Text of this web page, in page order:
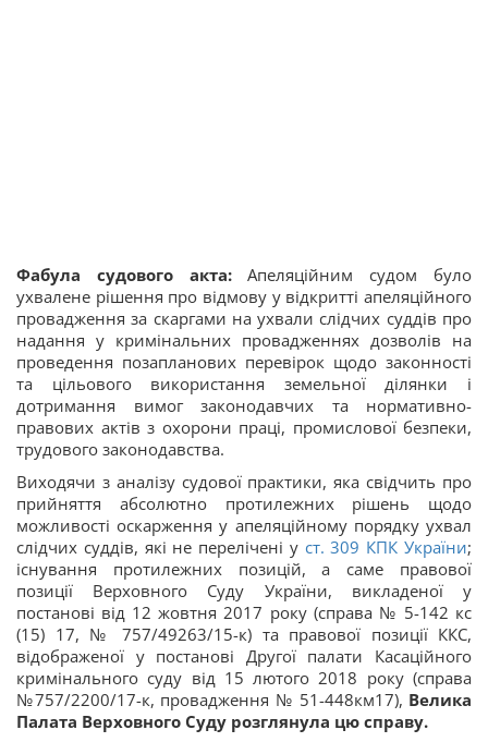
Фабула судового акта:Апеляційним судом було
ухвалене рішення про відмову у відкритті апеляційного
провадження за скаргами на ухвали слідчих суддів про
надання у кримінальних провадженнях дозволів на
проведення позапланових перевірок щодо законності
та цільового використання земельної ділянки і
дотримання вимог законодавчих та нормативно-
правових актів з охорони праці, промислової безпеки,
трудового законодавства.
Виходячи з аналізу судової практики, яка свідчить про
прийняття абсолютно протилежних рішень щодо
можливості оскарження у апеляційному порядку ухвал
слідчих суддів, які не перелічені у ст. 309 КПК України;
існування протилежних позицій, а саме правової
позиції Верховного Суду України, викладеної у
постанові від 12 жовтня 2017 року (справа № 5-142 кс
(15) 17, № 757/49263/15-к) та правової позиції ККС,
відображеної у постанові Другої палати Касаційного
кримінального суду від 15 лютого 2018 року (справа
№757/2200/17-к, провадження № 51-448км17), Велика
Палата Верховного Суду розглянула цю справу.